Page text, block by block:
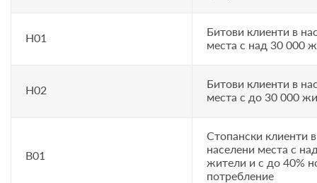
H01
Битови клиенти в
места с над 30 000
H02
Битови клиенти в
места с до 30 000
B01
Стопански клиенти в
населени места с
жители и с до 40%
потребление